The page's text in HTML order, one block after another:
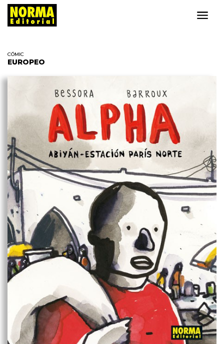
CÓMIC
EUROPEO